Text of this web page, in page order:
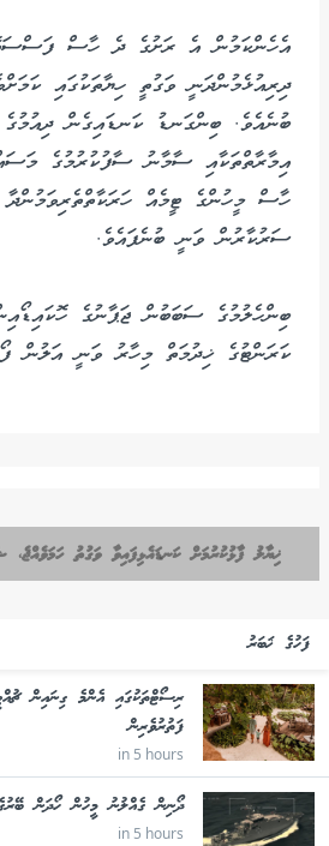
އެހެންކަމުން އެ ރަށުގެ ދެ ހާސް
ދިރިއުޅެމުންދަނީ ވަގުތީ ހިޔާތަކުގައި
ބުނެއެވެ. ބިންގަނޑު ކަނޑައިގެން
އިމާރާތްތަކާއި ސާމާނު ސާފުކުރުމުގެ
ހާސް މީހުންގެ ޓީމެއް
ސަރުކާރުން ވަނީ ބުނެފައެވެ.
ބިންހެލުމުގެ ސަބަބުން ޖަޕާނުގެ
ކަރަންޓުގެ ޚިދުމަތް މިހާރު ވަނީ އަލުން
ޚިޔާލު ފާޅުކުރުމަށް ކަނޑައެޅިފައިވާ ވަގުތު ހަމަވެއްޖެ،
ފަހުގެ ޚަބަރު
ރިސޯޓްތަކުގައި އެންމެ ގިނައިން
ފަތުރުވެރިން
in 5 hours
ދޯނިން ގެއްލުނު މީހުން ހޯދަން
in 5 hours